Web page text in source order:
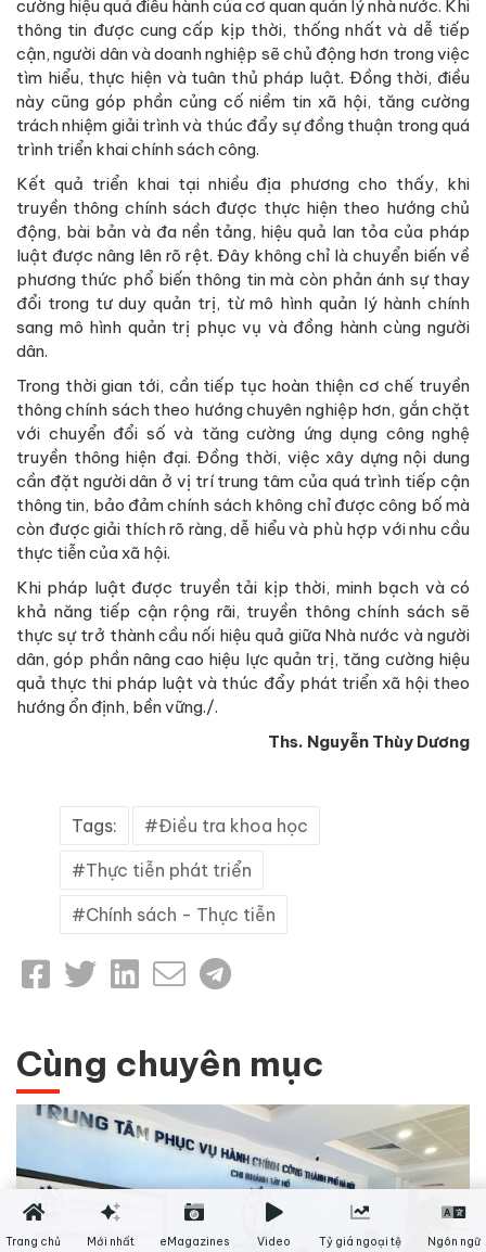
cường hiệu quả điều hành của cơ quan quản lý nhà nước. Khi
thông tin được cung cấp kịp thời, thống nhất và dễ tiếp
cận, người dân và doanh nghiệp sẽ chủ động hơn trong việc
tìm hiểu, thực hiện và tuân thủ pháp luật. Đồng thời, điều
này cũng góp phần củng cố niềm tin xã hội, tăng cường
trách nhiệm giải trình và thúc đẩy sự đồng thuận trong quá
trình triển khai chính sách công.
Kết quả triển khai tại nhiều địa phương cho thấy, khi
truyền thông chính sách được thực hiện theo hướng chủ
động, bài bản và đa nền tảng, hiệu quả lan tỏa của pháp
luật được nâng lên rõ rệt. Đây không chỉ là chuyển biến về
phương thức phổ biến thông tin mà còn phản ánh sự thay
đổi trong tư duy quản trị, từ mô hình quản lý hành chính
sang mô hình quản trị phục vụ và đồng hành cùng người
dân.
Trong thời gian tới, cần tiếp tục hoàn thiện cơ chế truyền
thông chính sách theo hướng chuyên nghiệp hơn, gắn chặt
với chuyển đổi số và tăng cường ứng dụng công nghệ
truyền thông hiện đại. Đồng thời, việc xây dựng nội dung
cần đặt người dân ở vị trí trung tâm của quá trình tiếp cận
thông tin, bảo đảm chính sách không chỉ được công bố mà
còn được giải thích rõ ràng, dễ hiểu và phù hợp với nhu cầu
thực tiễn của xã hội.
Khi pháp luật được truyền tải kịp thời, minh bạch và có
khả năng tiếp cận rộng rãi, truyền thông chính sách sẽ
thực sự trở thành cầu nối hiệu quả giữa Nhà nước và người
dân, góp phần nâng cao hiệu lực quản trị, tăng cường hiệu
quả thực thi pháp luật và thúc đẩy phát triển xã hội theo
hướng ổn định, bền vững./.
Ths. Nguyễn Thùy Dương
Tags: Điều tra khoa học
Thực tiễn phát triển
Chính sách - Thực tiễn
Cùng chuyên mục
Trang chủ Mới nhất eMagazines Video Tỷ giá ngoại tệ Ngôn ngữ